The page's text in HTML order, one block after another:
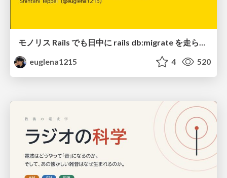
モノリス Rails でも日中に rails db:migrate を走らせたい！ / Daytime rails db:migrate on Monolithic Rails!
euglena1215
4 520